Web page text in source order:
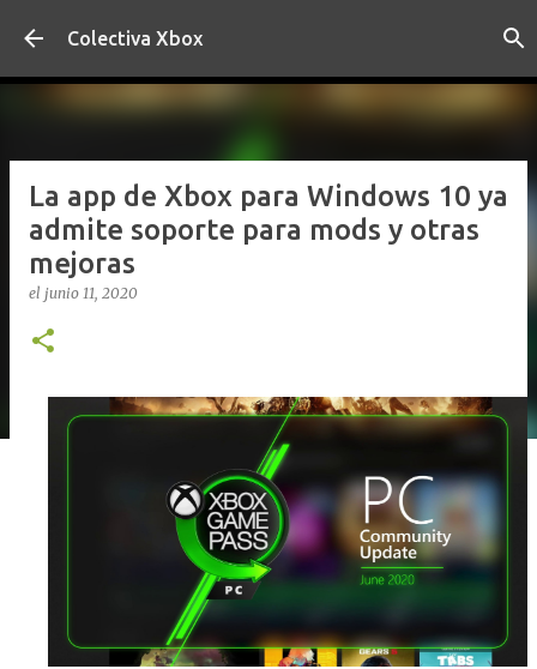
Ir al contenido principal
Colectiva Xbox
La app de Xbox para Windows 10 ya
admite soporte para mods y otras
mejoras
el junio 11, 2020